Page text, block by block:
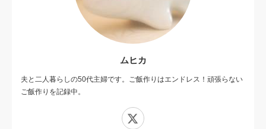
ムヒカ
夫と二人暮らしの50代主婦です。ご飯作りはエンドレス！頑張らない
ご飯作りを記録中。